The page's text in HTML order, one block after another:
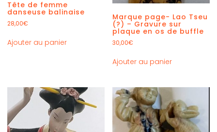
Tête de femme
danseuse balinaise
28,00€
Ajouter au panier
Marque page- Lao Tseu
(?) – Gravure sur
plaque en os de buffle
30,00€
Ajouter au panier